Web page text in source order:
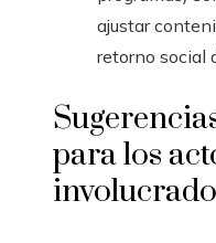
ajustar
retorno social
para los